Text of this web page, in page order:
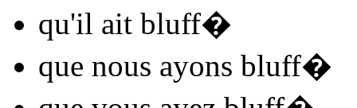
qu'il ait bluff�
que nous ayons bluff�